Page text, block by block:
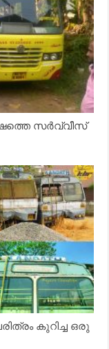
സർവ്വീസ്
കുറിച്ച ഒരു